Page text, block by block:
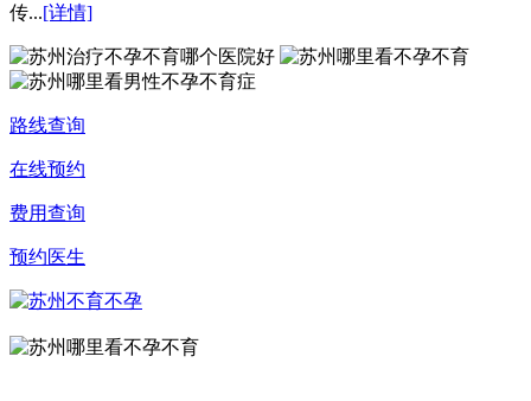
传...[详情]
路线查询
在线预约
费用查询
预约医生